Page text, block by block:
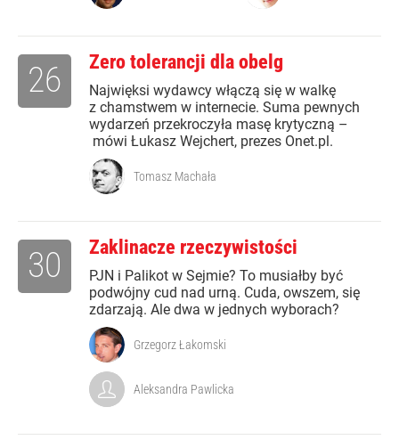
Zero tolerancji dla obelg
Najwięksi wydawcy włączą się w walkę
z chamstwem w internecie. Suma pewnych
wydarzeń przekroczyła masę krytyczną –
mówi Łukasz Wejchert, prezes Onet.pl.
26
Tomasz Machała
Zaklinacze rzeczywistości
PJN i Palikot w Sejmie? To musiałby być
podwójny cud nad urną. Cuda, owszem, się
zdarzają. Ale dwa w jednych wyborach?
30
Grzegorz Łakomski
Aleksandra Pawlicka